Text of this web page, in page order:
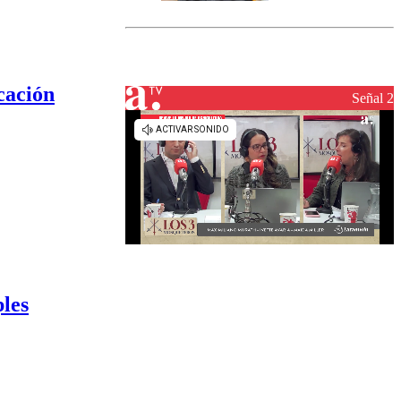
el fin de la
reconstrucciónSeñal 2